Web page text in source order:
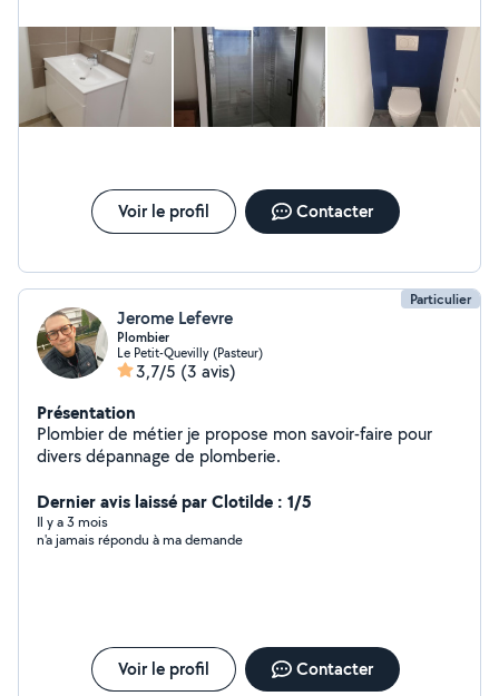
ME CONTACTER JE RÉPONDRAI À VOS QUESTION ET
DEMANDE AVEC GRAND PLAISIR.
Voir le profil Contacter
Particulier
Jerome Lefevre
Plombier
Le Petit-Quevilly (Pasteur)
3,7/5 (3 avis)
Présentation
Plombier de métier je propose mon savoir-faire pour
divers dépannage de plomberie.
Dernier avis laissé par Clotilde : 1/5
Il y a 3 mois
n'a jamais répondu à ma demande
Voir le profil Contacter